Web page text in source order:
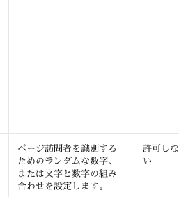
ページ訪問者を識別する
ためのランダムな数字、
または文字と数字の組み
合わせを設定します。
許可しな
い